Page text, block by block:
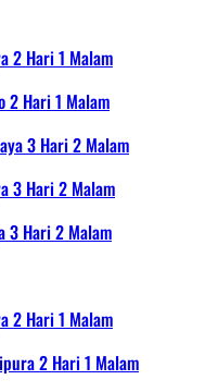
2 Hari 1 Malam
2 Hari 1 Malam
3 Hari 2 Malam
3 Hari 2 Malam
2 Hari 1 Malam
2 Hari 1 Malam